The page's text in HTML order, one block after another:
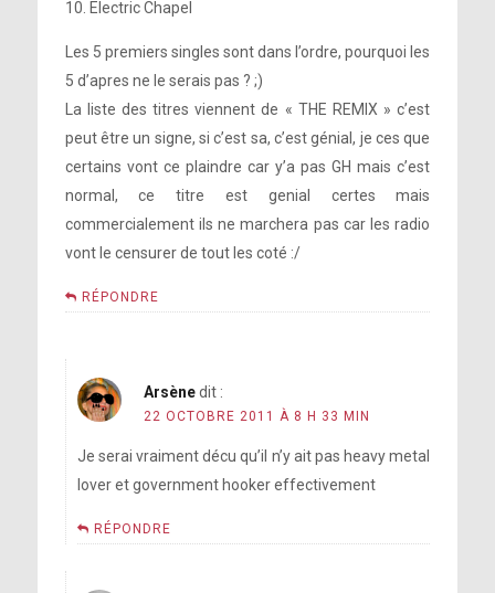
10. Electric Chapel
Les 5 premiers singles sont dans l’ordre, pourquoi les
5 d’apres ne le serais pas ? ;)
La liste des titres viennent de « THE REMIX » c’est
peut être un signe, si c’est sa, c’est génial, je ces que
certains vont ce plaindre car y’a pas GH mais c’est
normal, ce titre est genial certes mais
commercialement ils ne marchera pas car les radio
vont le censurer de tout les coté :/
RÉPONDRE
Arsène dit :
22 OCTOBRE 2011 À 8 H 33 MIN
Je serai vraiment décu qu’il n’y ait pas heavy metal
lover et government hooker effectivement
RÉPONDRE